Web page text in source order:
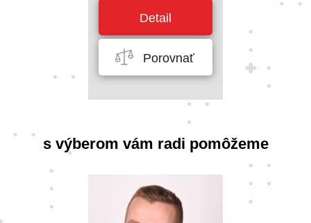
Detail
Porovnať
s výberom vám radi pomôžeme